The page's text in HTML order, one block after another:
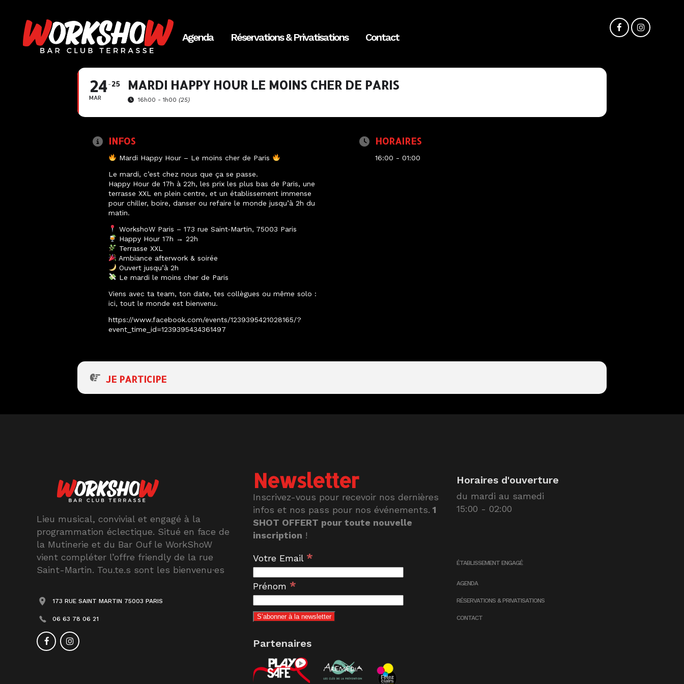
Agenda Réservations & Privatisations Contact
24
MAR
25 MARDI HAPPY HOUR LE MOINS CHER DE PARIS
16h00 - 1h00 (25)
INFOS
Mardi Happy Hour – Le moins cher de Paris
Le mardi, c’est chez nous que ça se passe.
Happy Hour de 17h à 22h, les prix les plus bas de Paris, une
terrasse XXL en plein centre, et un établissement immense
pour chiller, boire, danser ou refaire le monde jusqu’à 2h du
matin.
WorkshoW Paris – 173 rue Saint‑Martin, 75003 Paris
Happy Hour 17h → 22h
Terrasse XXL
Ambiance afterwork & soirée
Ouvert jusqu’à 2h
Le mardi le moins cher de Paris
Viens avec ta team, ton date, tes collègues ou même solo :
ici, tout le monde est bienvenu.
https://www.facebook.com/events/1239395421028165/?
event_time_id=1239395434361497
HORAIRES
16:00 - 01:00
JE PARTICIPE
Lieu musical, convivial et engagé à la
programmation éclectique. Situé en face de
la Mutinerie et du Bar Ouf le WorkShoW
vient compléter l’offre friendly de la rue
Saint-Martin. Tou.te.s sont les bienvenu·es
173 RUE SAINT MARTIN 75003 PARIS
06 63 78 06 21
Newsletter
Inscrivez-vous pour recevoir nos dernières
infos et nos pass pour nos événements. 1
SHOT OFFERT pour toute nouvelle
inscription !
Votre Email *
Prénom *
Partenaires
Horaires d'ouverture
du mardi au samedi
15:00 - 02:00
ÉTABLISSEMENT ENGAGÉ
AGENDA
RÉSERVATIONS & PRIVATISATIONS
CONTACT